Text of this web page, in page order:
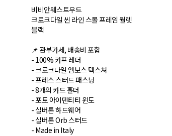
비비안웨스트우드
크로크다일 씬 라인 스몰 프레임 월렛
블랙
📌 관부가세, 배송비 포함
- 100% 카프 레더
- 크로크다일 엠보스 텍스쳐
- 프레스 스터드 패스닝
- 8개의 카드 홀더
- 포토 아이덴티티 윈도
- 실버톤 하드웨어
- 실버톤 Orb 스터드
- Made in Italy